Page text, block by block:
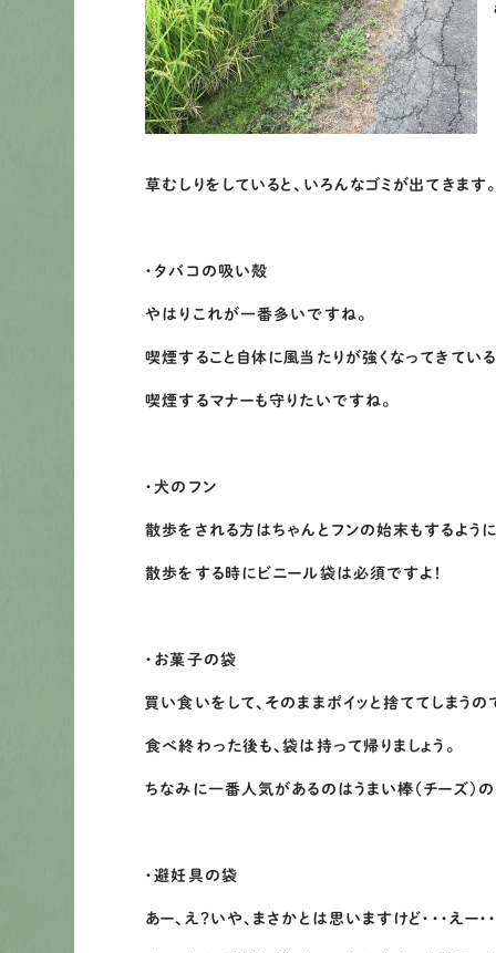
草むしりをしていると、いろんなゴミが出てきます。
・タバコの吸い殻
やはりこれが一番多いですね。
喫煙すること自体に風当たりが強くなってきてい
喫煙するマナーも守りたいですね。
・犬のフン
散歩をされる方はちゃんとフンの始末もするように
散歩をする時にビニール袋は必須ですよ！
・お菓子の袋
買い食いをして、そのままポイッと捨ててしまうの
食べ終わった後も、袋は持って帰りましょう。
ちなみに一番人気があるのはうまい棒（チーズ）の
・避妊具の袋
あー、え？いや、まさかとは思いますけど・・・えー・・